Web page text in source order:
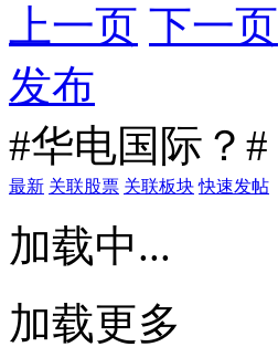
上一页 下一页
发布
#华电国际？#
最新 关联股票 关联板块 快速发帖
加载中...
加载更多